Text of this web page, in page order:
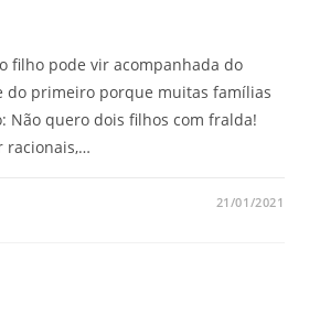
filho pode vir acompanhada do
do primeiro porque muitas famílias
Não quero dois filhos com fralda!
racionais,…
21/01/2021